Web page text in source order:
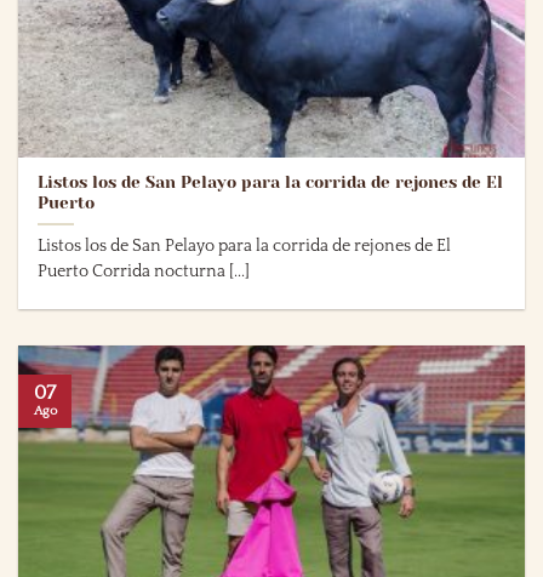
Listos los de San Pelayo para la corrida de rejones de El
Puerto
Listos los de San Pelayo para la corrida de rejones de El
Puerto Corrida nocturna [...]
07
Ago